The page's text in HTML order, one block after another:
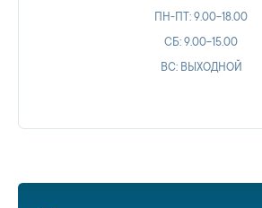
ПН-ПТ: 9.00-18.00
СБ: 9.00-15.00
ВС: ВЫХОДНОЙ